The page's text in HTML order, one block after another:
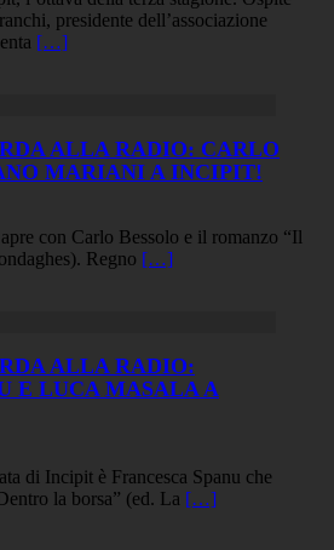
presidente dell’associazione
[…]
ALLA RADIO: CARLO
MARIANI A INCIPIT!
con Carlo Bessolo e il romanzo “Il
Regno […]
ALLA RADIO:
E LUCA MASALA A
di Incipit è Francesca Spanu che
la borsa” (ed. La […]